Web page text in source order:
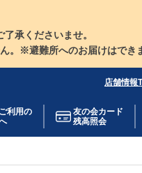
承くださいませ。
。※避難所へのお届けはでき
店舗情報
利用の
友の会カード
残高照会